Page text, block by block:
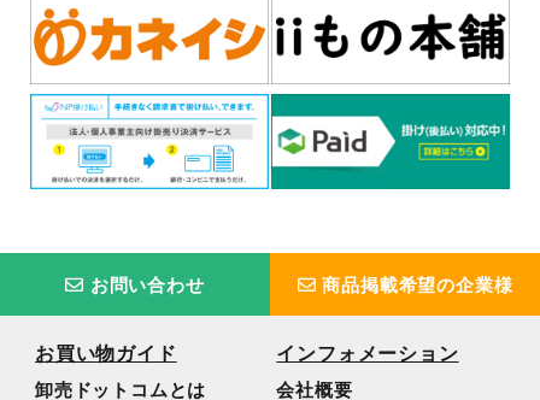
お問い合わせ 商品掲載希望の企業様
お買い物ガイド
卸売ドットコムとは
インフォメーション
会社概要